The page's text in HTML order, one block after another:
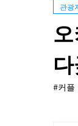
관광
#커플